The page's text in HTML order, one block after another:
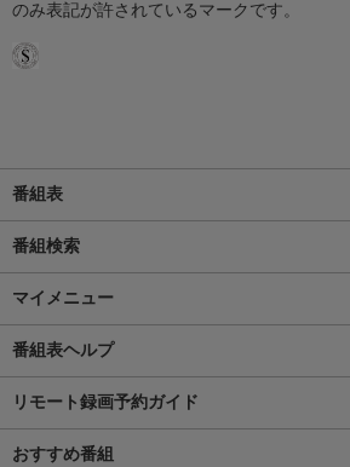
のみ表記が許されているマークです。
番組表
番組検索
マイメニュー
番組表ヘルプ
リモート録画予約ガイド
おすすめ番組